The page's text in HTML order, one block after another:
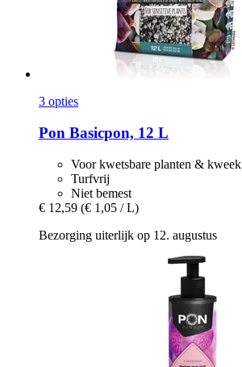
3 opties
Pon Basicpon, 12 L
Voor kwetsbare planten & kweek
Turfvrij
Niet bemest
€ 12,59 (€ 1,05 / L)
Bezorging uiterlijk op 12. augustus